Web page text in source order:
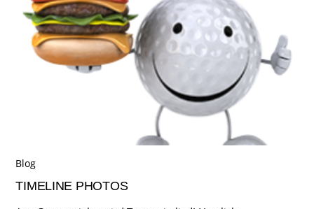
Blog
TIMELINE PHOTOS